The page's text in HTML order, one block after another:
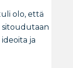
olo, että
sitoudutaan
ja